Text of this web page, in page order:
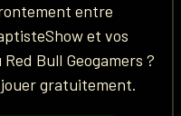
entre
et vos
Bull Geogamers ?
gratuitement.